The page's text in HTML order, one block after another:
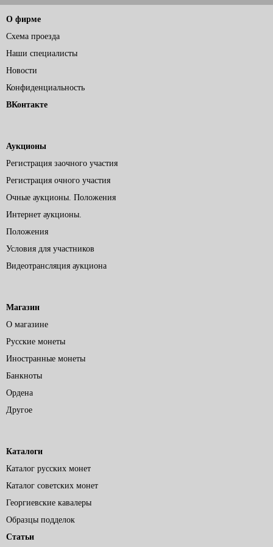
О фирме
Схема проезда
Наши специалисты
Новости
Конфиденциальность
ВКонтакте
Аукционы
Регистрация заочного участия
Регистрация очного участия
Очные аукционы. Положения
Интернет аукционы.
Положения
Условия для участников
Видеотрансляция аукциона
Магазин
О магазине
Русские монеты
Иностранные монеты
Банкноты
Ордена
Другое
Каталоги
Каталог русских монет
Каталог советских монет
Георгиевские кавалеры
Образцы подделок
Статьи